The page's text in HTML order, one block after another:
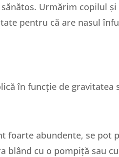
Urmărim copilul și
pentru că are nasul
în funcție de gravitatea
foarte abundente, se pot
blând cu o pompiță sau